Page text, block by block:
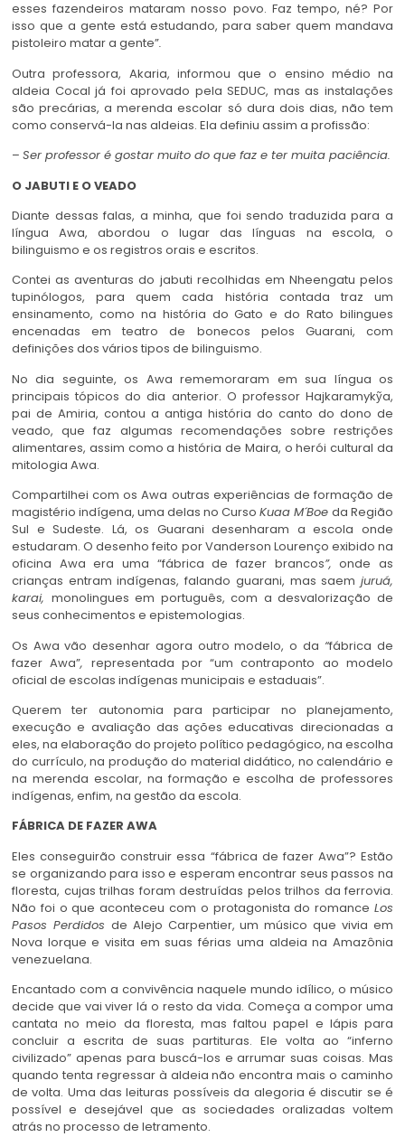
esses fazendeiros mataram nosso povo. Faz tempo, né? Por
isso que a gente está estudando, para saber quem mandava
pistoleiro matar a gente”.
Outra professora, Akaria, informou que o ensino médio na
aldeia Cocal já foi aprovado pela SEDUC, mas as instalações
são precárias, a merenda escolar só dura dois dias, não tem
como conservá-la nas aldeias. Ela definiu assim a profissão:
– Ser professor é gostar muito do que faz e ter muita paciência.
O JABUTI E O VEADO
Diante dessas falas, a minha, que foi sendo traduzida para a
língua Awa, abordou o lugar das línguas na escola, o
bilinguismo e os registros orais e escritos.
Contei as aventuras do jabuti recolhidas em Nheengatu pelos
tupinólogos, para quem cada história contada traz um
ensinamento, como na história do Gato e do Rato bilingues
encenadas em teatro de bonecos pelos Guarani, com
definições dos vários tipos de bilinguismo.
No dia seguinte, os Awa rememoraram em sua língua os
principais tópicos do dia anterior. O professor Hajkaramykỹa,
pai de Amiria, contou a antiga história do canto do dono de
veado, que faz algumas recomendações sobre restrições
alimentares, assim como a história de Maira, o herói cultural da
mitologia Awa.
Compartilhei com os Awa outras experiências de formação de
magistério indígena, uma delas no Curso Kuaa M´Boe da Região
Sul e Sudeste. Lá, os Guarani desenharam a escola onde
estudaram. O desenho feito por Vanderson Lourenço exibido na
oficina Awa era uma “fábrica de fazer brancos”, onde as
crianças entram indígenas, falando guarani, mas saem juruá,
karai, monolingues em português, com a desvalorização de
seus conhecimentos e epistemologias.
Os Awa vão desenhar agora outro modelo, o da “fábrica de
fazer Awa”, representada por “um contraponto ao modelo
oficial de escolas indígenas municipais e estaduais”.
Querem ter autonomia para participar no planejamento,
execução e avaliação das ações educativas direcionadas a
eles, na elaboração do projeto político pedagógico, na escolha
do currículo, na produção do material didático, no calendário e
na merenda escolar, na formação e escolha de professores
indígenas, enfim, na gestão da escola.
FÁBRICA DE FAZER AWA
Eles conseguirão construir essa “fábrica de fazer Awa”? Estão
se organizando para isso e esperam encontrar seus passos na
floresta, cujas trilhas foram destruídas pelos trilhos da ferrovia.
Não foi o que aconteceu com o protagonista do romance Los
Pasos Perdidos de Alejo Carpentier, um músico que vivia em
Nova Iorque e visita em suas férias uma aldeia na Amazônia
venezuelana.
Encantado com a convivência naquele mundo idílico, o músico
decide que vai viver lá o resto da vida. Começa a compor uma
cantata no meio da floresta, mas faltou papel e lápis para
concluir a escrita de suas partituras. Ele volta ao “inferno
civilizado” apenas para buscá-los e arrumar suas coisas. Mas
quando tenta regressar à aldeia não encontra mais o caminho
de volta. Uma das leituras possíveis da alegoria é discutir se é
possível e desejável que as sociedades oralizadas voltem
atrás no processo de letramento.